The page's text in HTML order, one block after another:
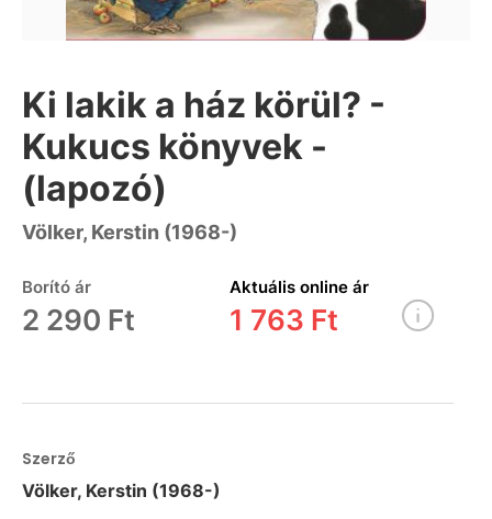
Ki lakik a ház körül? -
Kukucs könyvek -
(lapozó)
Völker, Kerstin (1968-)
Borító ár
2 290 Ft
Aktuális online ár
1 763 Ft
Szerző
Völker, Kerstin (1968-)